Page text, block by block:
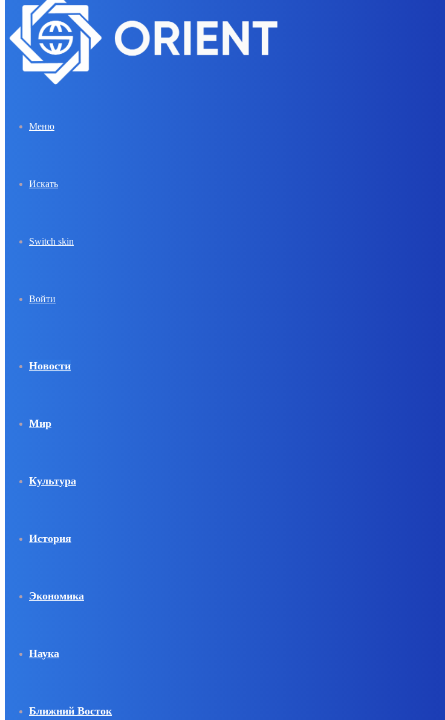
Меню
Искать
Switch skin
Войти
Новости
Мир
Культура
История
Экономика
Наука
Ближний Восток